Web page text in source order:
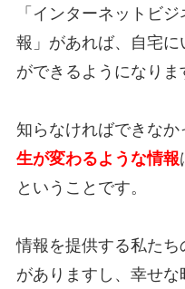
「インターネットビ
報」があれば、自宅に
ができるようになりま
知らなければできなか
生が変わるような情報
ということです。
情報を提供する私た
がありますし、幸せ